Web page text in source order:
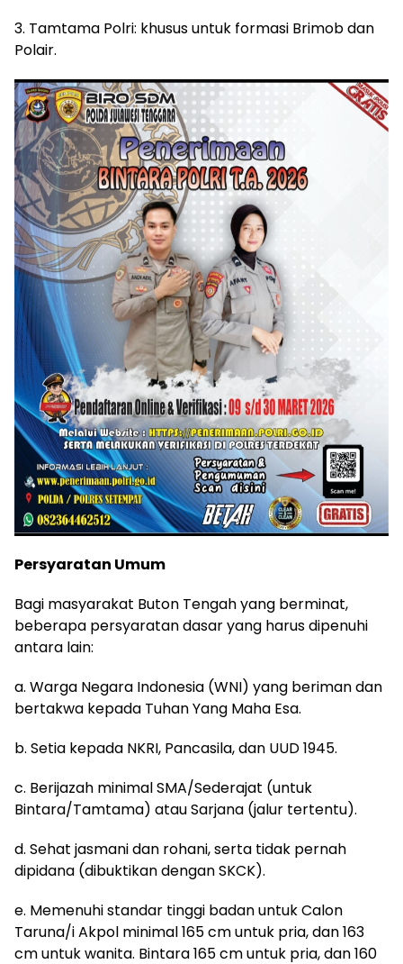
3. Tamtama Polri: khusus untuk formasi Brimob dan
Polair.
Persyaratan Umum
Bagi masyarakat Buton Tengah yang berminat,
beberapa persyaratan dasar yang harus dipenuhi
antara lain:
a. Warga Negara Indonesia (WNI) yang beriman dan
bertakwa kepada Tuhan Yang Maha Esa.
b. Setia kepada NKRI, Pancasila, dan UUD 1945.
c. Berijazah minimal SMA/Sederajat (untuk
Bintara/Tamtama) atau Sarjana (jalur tertentu).
d. Sehat jasmani dan rohani, serta tidak pernah
dipidana (dibuktikan dengan SKCK).
e. Memenuhi standar tinggi badan untuk Calon
Taruna/i Akpol minimal 165 cm untuk pria, dan 163
cm untuk wanita. Bintara 165 cm untuk pria, dan 160